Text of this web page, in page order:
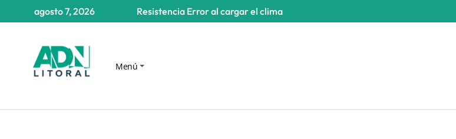
Resistencia Error al cargar el clima
agosto 7, 2026
Menú